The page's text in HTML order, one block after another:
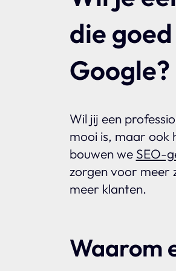
die
Google?
Wil jij een
mooi is, maar ook
bouwen we SEO-
zorgen voor meer
meer klanten.
Waarom